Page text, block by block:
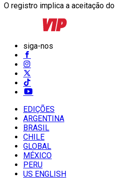
O registro implica a aceitação do
siga-nos
EDIÇÕES
ARGENTINA
BRASIL
CHILE
GLOBAL
MÉXICO
PERU
US ENGLISH